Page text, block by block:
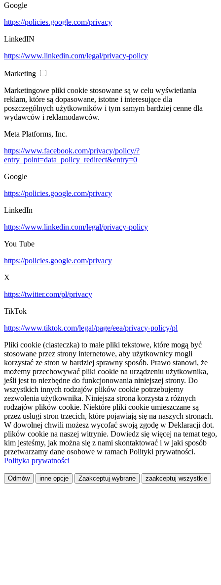
Google
https://policies.google.com/privacy
LinkedIN
https://www.linkedin.com/legal/privacy-policy
Marketing
Marketingowe pliki cookie stosowane są w celu wyświetlania
reklam, które są dopasowane, istotne i interesujące dla
poszczególnych użytkowników i tym samym bardziej cenne dla
wydawców i reklamodawców.
Meta Platforms, Inc.
https://www.facebook.com/privacy/policy/?
entry_point=data_policy_redirect&entry=0
Google
https://policies.google.com/privacy
LinkedIn
https://www.linkedin.com/legal/privacy-policy
You Tube
https://policies.google.com/privacy
X
https://twitter.com/pl/privacy
TikTok
https://www.tiktok.com/legal/page/eea/privacy-policy/pl
Pliki cookie (ciasteczka) to małe pliki tekstowe, które mogą być
stosowane przez strony internetowe, aby użytkownicy mogli
korzystać ze stron w bardziej sprawny sposób. Prawo stanowi, że
możemy przechowywać pliki cookie na urządzeniu użytkownika,
jeśli jest to niezbędne do funkcjonowania niniejszej strony. Do
wszystkich innych rodzajów plików cookie potrzebujemy
zezwolenia użytkownika. Niniejsza strona korzysta z różnych
rodzajów plików cookie. Niektóre pliki cookie umieszczane są
przez usługi stron trzecich, które pojawiają się na naszych stronach.
W dowolnej chwili możesz wycofać swoją zgodę w Deklaracji dot.
plików cookie na naszej witrynie. Dowiedz się więcej na temat tego,
kim jesteśmy, jak można się z nami skontaktować i w jaki sposób
przetwarzamy dane osobowe w ramach Polityki prywatności.
Polityka prywatności
Odmów inne opcje Zaakceptuj wybrane zaakceptuj wszystkie